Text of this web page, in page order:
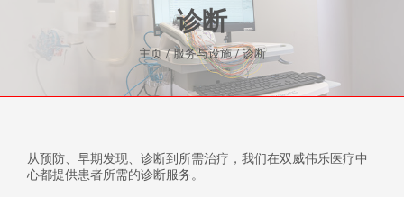
诊断
主页 / 服务与设施 / 诊断
从预防、早期发现、诊断到所需治疗，我们在双威伟乐医疗中
心都提供患者所需的诊断服务。